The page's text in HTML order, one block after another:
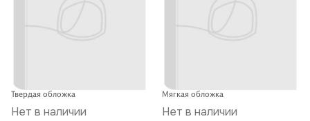
Твердая обложка
Нет в наличии
Мягкая обложка
Нет в наличии